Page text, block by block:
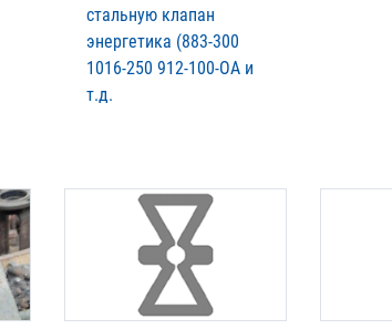
стальную клапан
энергетика (883-300
1016-250 912-100-ОА и
т.д.